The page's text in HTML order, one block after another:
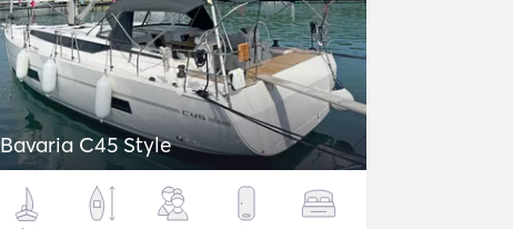
Bavaria C45 Style